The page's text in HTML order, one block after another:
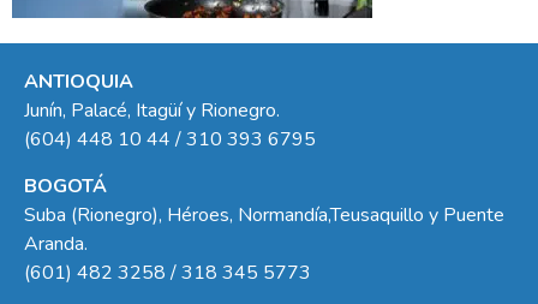
ANTIOQUIA
Junín, Palacé, Itagüí y Rionegro.
(604) 448 10 44 / 310 393 6795
BOGOTÁ
Suba (Rionegro), Héroes, Normandía,Teusaquillo y Puente
Aranda.
(601) 482 3258 / 318 345 5773